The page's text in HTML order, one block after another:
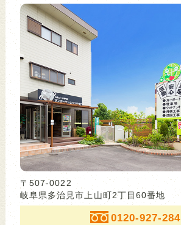
〒507-0022
岐阜県多治見市上山町2丁目60番地
0120-927-284